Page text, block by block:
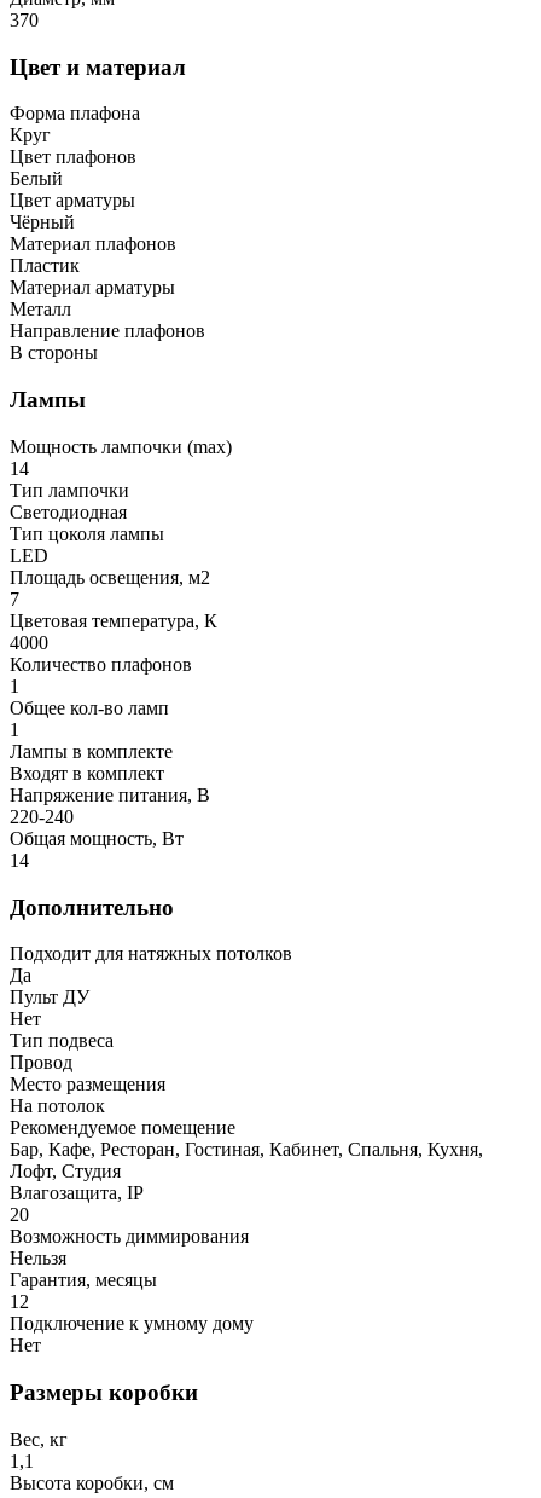
370
Цвет и материал
Форма плафона
Круг
Цвет плафонов
Белый
Цвет арматуры
Чёрный
Материал плафонов
Пластик
Материал арматуры
Металл
Направление плафонов
В стороны
Лампы
Мощность лампочки (max)
14
Тип лампочки
Светодиодная
Тип цоколя лампы
LED
Площадь освещения, м2
7
Цветовая температура, К
4000
Количество плафонов
1
Общее кол-во ламп
1
Лампы в комплекте
Входят в комплект
Напряжение питания, В
220-240
Общая мощность, Вт
14
Дополнительно
Подходит для натяжных потолков
Да
Пульт ДУ
Нет
Тип подвеса
Провод
Место размещения
На потолок
Рекомендуемое помещение
Бар, Кафе, Ресторан, Гостиная, Кабинет, Спальня, Кухня,
Лофт, Студия
Влагозащита, IP
20
Возможность диммирования
Нельзя
Гарантия, месяцы
12
Подключение к умному дому
Нет
Размеры коробки
Вес, кг
1,1
Высота коробки, см